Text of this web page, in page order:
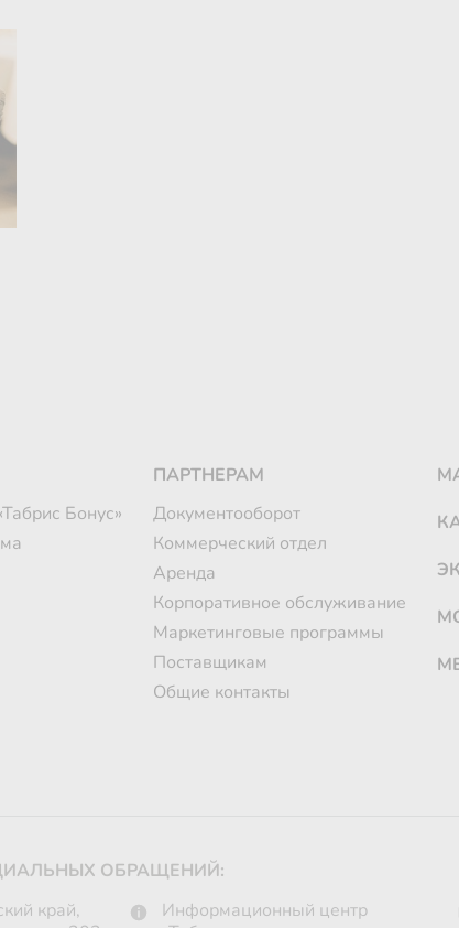
Бонус»
ПАРТНЕРАМ
Документооборот
Коммерческий отдел
Аренда
Корпоративное обслуживание
Маркетинговые программы
Поставщикам
Общие контакты
ОБРАЩЕНИЙ:
край,
Информационный центр